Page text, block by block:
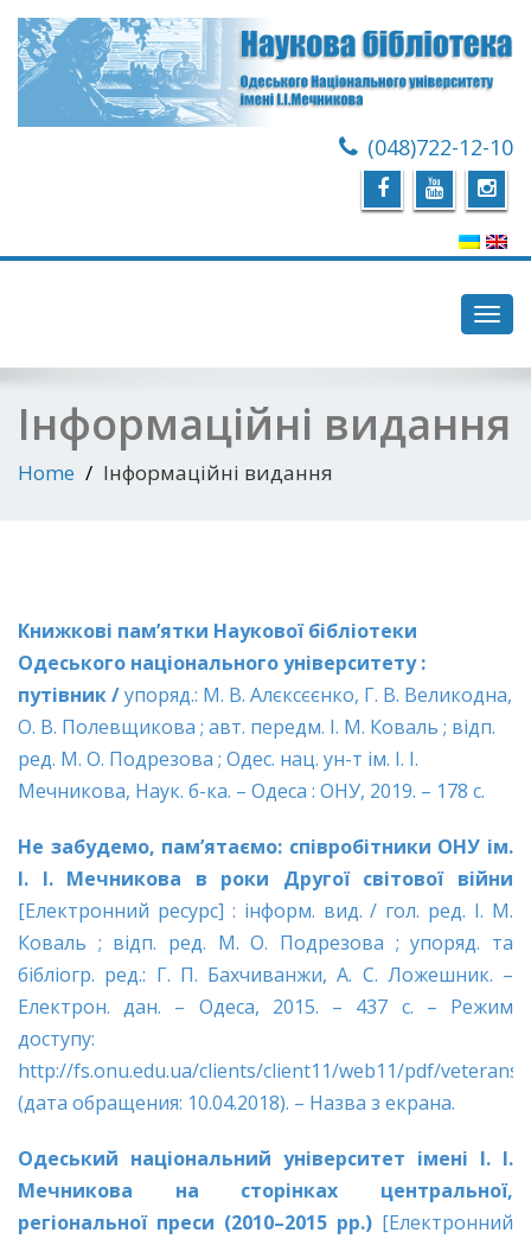
(048)722-12-10
Інформаційні видання
Home Інформаційні видання
Книжкові пам’ятки Наукової бібліотеки
Одеського національного університету :
путівник /упоряд.: М. В. Алєксєєнко, Г. В. Великодна,
О. В. Полевщикова ; авт. передм. І. М. Коваль ; відп.
ред. М. О. Подрезова ; Одес. нац. ун-т ім. І. І.
Мечникова, Наук. б-ка. – Одеса : ОНУ, 2019. – 178 с.
Не забудемо, пам’ятаємо: співробітники ОНУ ім.
І. І. Мечникова в роки Другої світової війни
[Електронний ресурс] : інформ. вид. / гол. ред. І. М.
Коваль ; відп. ред. М. О. Подрезова ; упоряд. та
бібліогр. ред.: Г. П. Бахчиванжи, А. С. Ложешник. –
Електрон. дан. – Одеса, 2015. – 437 с. – Режим
доступу:
http://fs.onu.edu.ua/clients/client11/web11/pdf/
(дата обращения: 10.04.2018). – Назва з екрана.
Одеський національний університет імені І. І.
Мечникова на сторінках центральної,
регіональної преси (2010–2015 рр.) [Електронний